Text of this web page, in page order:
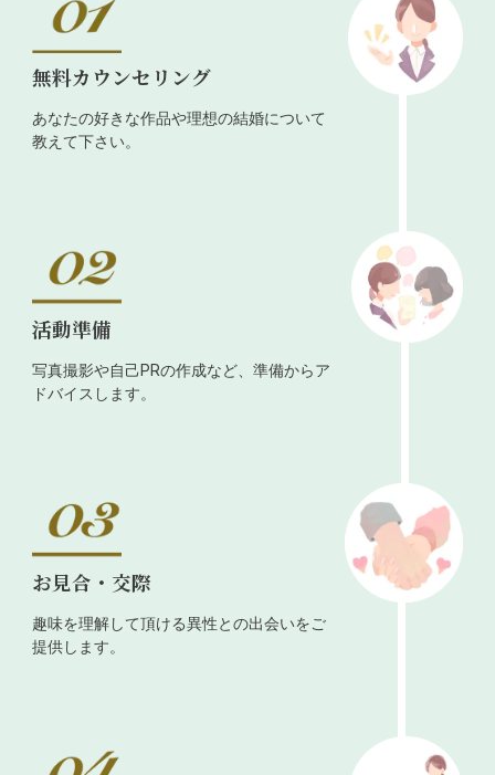
無料カウンセリング
あなたの好きな作品や理想の結婚について
教えて下さい。
活動準備
写真撮影や自己PRの作成など、準備からア
ドバイスします。
お見合・交際
趣味を理解して頂ける異性との出会いをご
提供します。